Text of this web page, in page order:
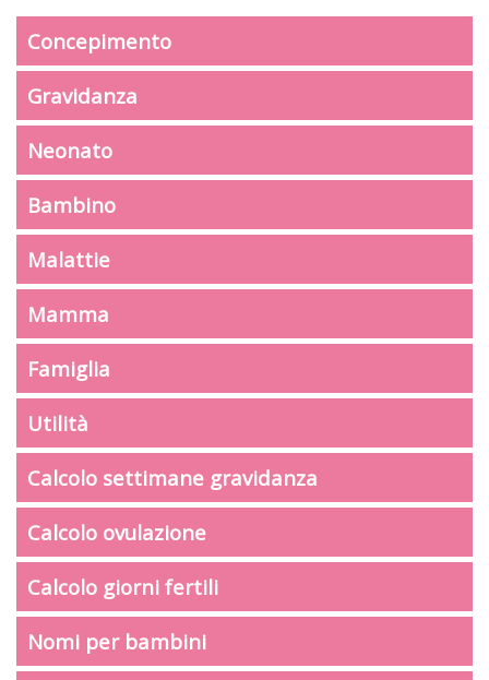
Concepimento
Gravidanza
Neonato
Bambino
Malattie
Mamma
Famiglia
Utilità
Calcolo settimane gravidanza
Calcolo ovulazione
Calcolo giorni fertili
Nomi per bambini